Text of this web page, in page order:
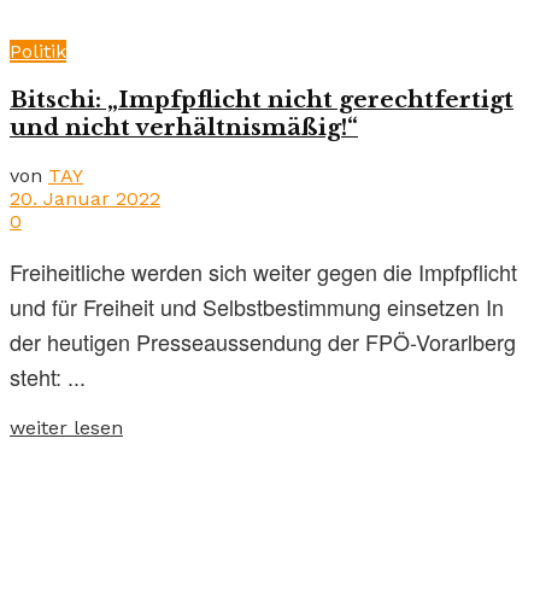
Politik
Bitschi: „Impfpflicht nicht gerechtfertigt
und nicht verhältnismäßig!“
von TAY
20. Januar 2022
0
Freiheitliche werden sich weiter gegen die Impfpflicht
und für Freiheit und Selbstbestimmung einsetzen In
der heutigen Presseaussendung der FPÖ-Vorarlberg
steht: ...
weiter lesen